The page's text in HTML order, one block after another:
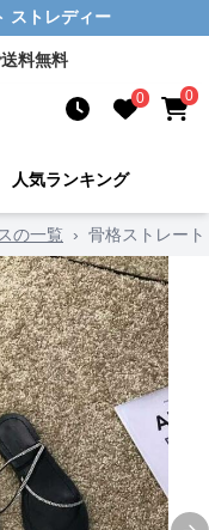
ストレディー
料無料
0 0
人気ランキング
の一覧 › 骨格ストレー